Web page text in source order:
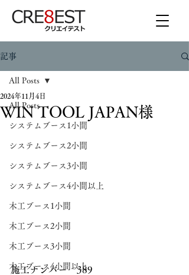
記事
All Posts
システムブース1小間
システムブース2小間
システムブース3小間
システムブース4小間以上
木工ブース1小間
木工ブース2小間
木工ブース3小間
木工ブース4小間以上
All Posts
WIN TOOL JAPAN様
2024年11月4日
施工ナンバー　389